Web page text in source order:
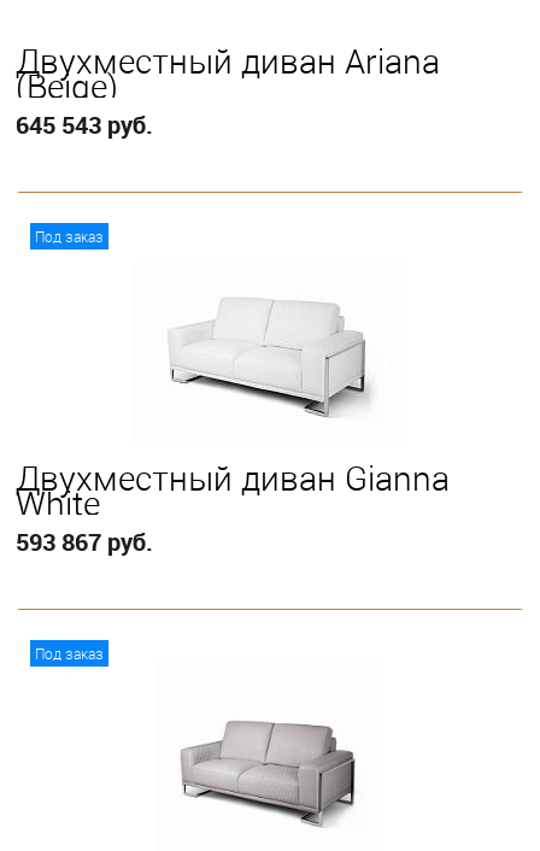
Двухместный диван Ariana
(Beige)
645 543 руб.
Под заказ
Двухместный диван Gianna
White
593 867 руб.
Под заказ